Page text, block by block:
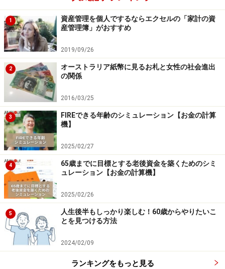
1
資産管理を個人でするならエクセルの「家計の資
産管理簿」がおすすめ
2019/09/26
2
オーストラリア紙幣に見るお札と女性の社会進出
の関係
2016/03/25
3
FIREできる年齢のシミュレーション【お金の計算
機】
2025/02/27
4
65歳までに目標とする老後資金を築くためのシミ
ュレーション【お金の計算機】
2025/02/26
5
人生後半もしっかり楽しむ！60歳からやりたいこ
とを見つける方法
2024/02/09
ランキングをもっと見る